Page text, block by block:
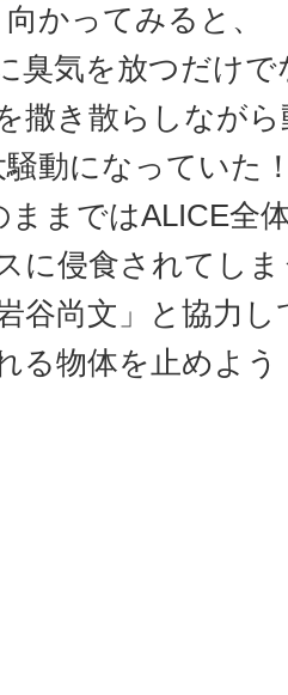
向かってみると、
臭気を放つだけで
撒き散らしなが
騒動になっていた
ままではALICE全
に侵食されてし
岩谷尚文」と協力し
る物体を止めよう